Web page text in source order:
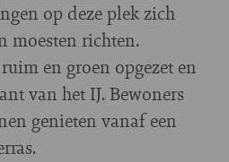
op deze plek zich
moesten richten.
en groen opgezet en
van het IJ. Bewoners
genieten vanaf een